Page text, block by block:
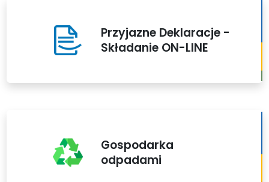
Przyjazne Deklaracje -
Składanie ON-LINE
Gospodarka
odpadami